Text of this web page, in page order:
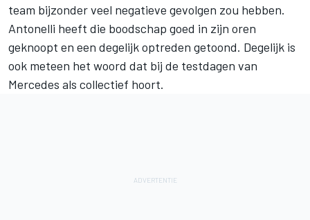
team bijzonder veel negatieve gevolgen zou hebben.
Antonelli heeft die boodschap goed in zijn oren
geknoopt en een degelijk optreden getoond. Degelijk is
ook meteen het woord dat bij de testdagen van
Mercedes als collectief hoort.